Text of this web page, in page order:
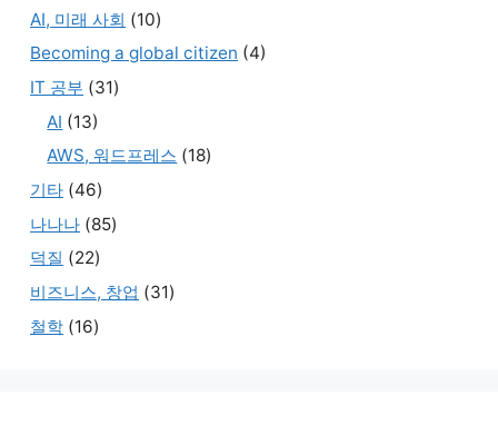
AI, 미래 사회 (10)
Becoming a global citizen (4)
IT 공부 (31)
AI (13)
AWS, 워드프레스 (18)
기타 (46)
나나나 (85)
덕질 (22)
비즈니스, 창업 (31)
철학 (16)